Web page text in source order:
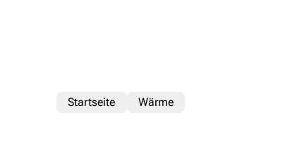
Startseite Wärme